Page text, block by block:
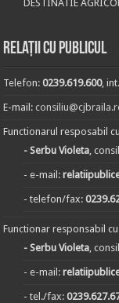
DESTINATIE
Relații cu publicul
Telefon:0239.619.600,
E-mail:
Functionarul resposabil
- Serbu Violeta ,
- e-mail:
- telefon/fax:
Functionar responsabil
- Serbu Violeta ,
- e-mail:
- tel./fax: